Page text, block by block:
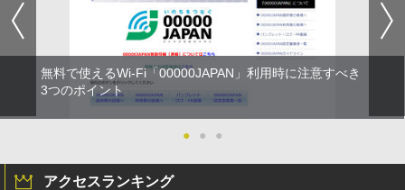
無料で使えるWi-Fi「00000JAPAN」利用時に注意すべき
3つのポイント
● ● ●
アクセスランキング